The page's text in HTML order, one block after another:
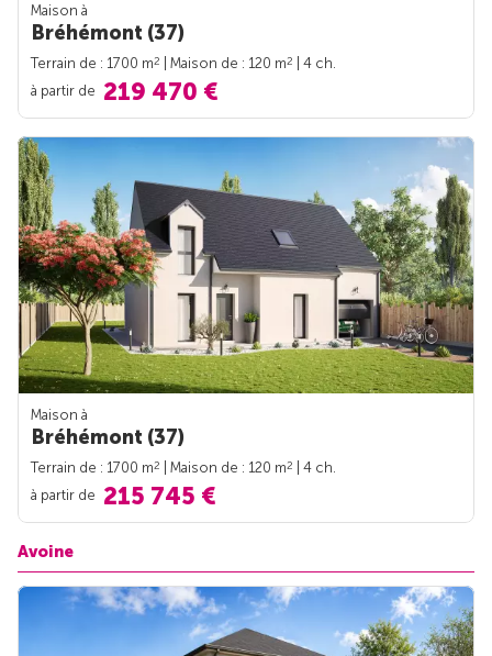
Maison à
Bréhémont (37)
Terrain de : 1700 m2 | Maison de : 120 m2
| 4 ch.
à partir de 219 470 €
Maison à
Bréhémont (37)
Terrain de : 1700 m2 | Maison de : 120 m2
| 4 ch.
à partir de 215 745 €
Avoine